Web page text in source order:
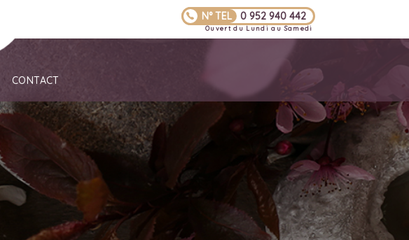
N° TEL 0 952 940 442
CONTACT